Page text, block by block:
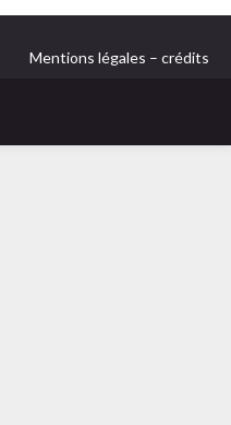
Mentions légales – crédits